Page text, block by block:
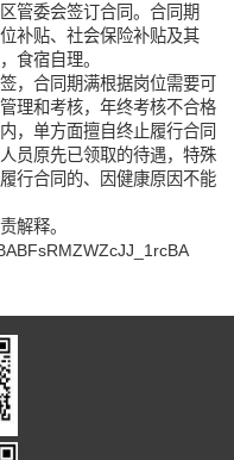
管委会签订合同。合同期
补贴、社会保险补贴及其
食宿自理。
，合同期满根据岗位需要可
理和考核，年终考核不合格
，单方面擅自终止履行合同
员原先已领取的待遇，特殊
行合同的、因健康原因不能
解释。